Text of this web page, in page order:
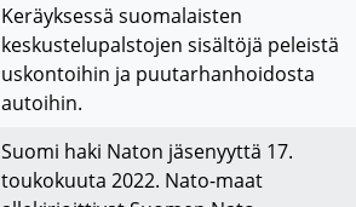
Keräyksessä suomalaisten
keskustelupalstojen sisältöjä peleistä
uskontoihin ja puutarhanhoidosta
autoihin.
Suomi haki Naton jäsenyyttä 17.
toukokuuta 2022. Nato-maat